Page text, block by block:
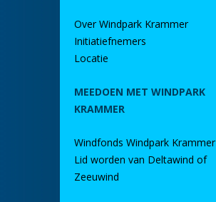
Over Windpark Krammer
Initiatiefnemers
Locatie
MEEDOEN MET WINDPARK
KRAMMER
Windfonds Windpark Krammer
Lid worden van Deltawind of
Zeeuwind